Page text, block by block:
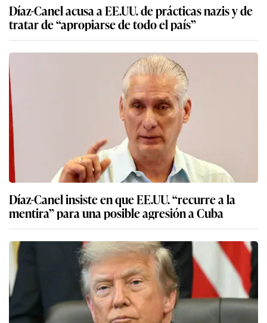
Díaz-Canel acusa a EE.UU. de prácticas nazis y de
tratar de “apropiarse de todo el país”
Díaz-Canel insiste en que EE.UU. “recurre a la
mentira” para una posible agresión a Cuba